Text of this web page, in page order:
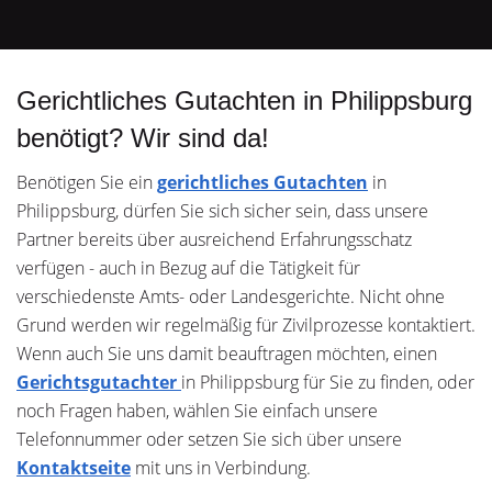
Gerichtliches Gutachten in Philippsburg
benötigt? Wir sind da!
Benötigen Sie eingerichtliches Gutachten in
Philippsburg, dürfen Sie sich sicher sein, dass unsere
Partner bereits über ausreichend Erfahrungsschatz
verfügen - auch in Bezug auf die Tätigkeit für
verschiedenste Amts- oder Landesgerichte. Nicht ohne
Grund werden wir regelmäßig für Zivilprozesse kontaktiert.
Wenn auch Sie uns damit beauftragen möchten, einen
Gerichtsgutachter in Philippsburg für Sie zu finden, oder
noch Fragen haben, wählen Sie einfach unsere
Telefonnummer oder setzen Sie sich über unsere
Kontaktseite mit uns in Verbindung.